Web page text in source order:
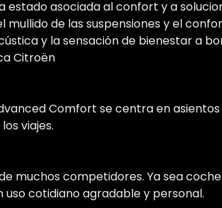
asociada al confort y a
de las suspensiones y el
y la sensación de bienestar a
Citroën
Comfort se centra en
viajes.
muchos competidores. Ya sea
cotidiano agradable y personal.